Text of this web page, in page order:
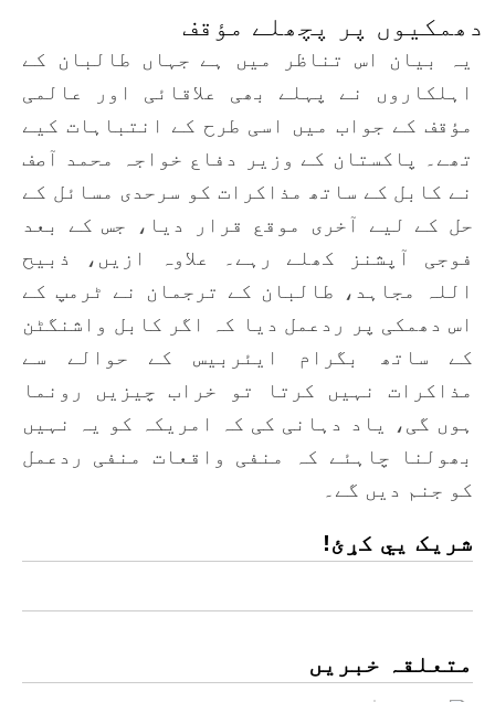
دھمکیوں پر پچھلے مؤقف
یہ بیان اس تناظر میں ہے جہاں طالبان کے
اہلکاروں نے پہلے بھی علاقائی اور عالمی
مؤقف کے جواب میں اسی طرح کے انتباہات کیے
تھے۔ پاکستان کے وزیر دفاع خواجہ محمد آصف
نے کابل کے ساتھ مذاکرات کو سرحدی مسائل کے
حل کے لیے آخری موقع قرار دیا، جس کے بعد
فوجی آپشنز کھلے رہے۔ علاوہ ازیں، ذبیح
اللہ مجاہد، طالبان کے ترجمان نے ٹرمپ کے
اس دھمکی پر ردعمل دیا کہ اگر کابل واشنگٹن
کے ساتھ بگرام ایئربیس کے حوالے سے
مذاکرات نہیں کرتا تو خراب چیزیں رونما
ہوں گی، یاد دہانی کی کہ امریکہ کو یہ نہیں
بھولنا چاہئے کہ منفی واقعات منفی ردعمل
کو جنم دیں گے۔
شریک یي کړئ!
متعلقہ خبریں